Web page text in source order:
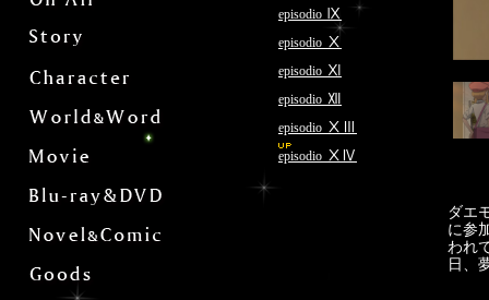
episodio Ⅸ
episodio Ⅹ
episodio Ⅺ
episodio Ⅻ
episodio ⅩⅢ
episodio ⅩⅣ
ダエ
に参
われ
日、